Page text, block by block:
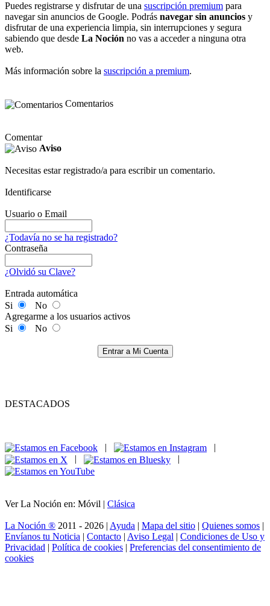
Puedes registrarse y disfrutar de una suscripción premium para
navegar sin anuncios de Google. Podrás navegar sin anuncios y
disfrutar de una experiencia limpia, sin interrupciones y segura
sabiendo que desde La Noción no vas a acceder a ninguna otra
web.
Más información sobre la suscripción a premium.
Comentarios
Comentar
Aviso
Necesitas estar registrado/a para escribir un comentario.
Identificarse
Usuario o Email
¿Todavía no se ha registrado?
Contraseña
¿Olvidó su Clave?
Entrada automática
Si
No
Agregarme a los usuarios activos
Si
No
Entrar a Mi Cuenta
DESTACADOS
|
|
|
|
Ver La Noción en: Móvil | Clásica
La Noción ® 2011 - 2026 | Ayuda | Mapa del sitio | Quienes somos |
Envíanos tu Noticia | Contacto | Aviso Legal | Condiciones de Uso y
Privacidad | Política de cookies | Preferencias del consentimiento de
cookies